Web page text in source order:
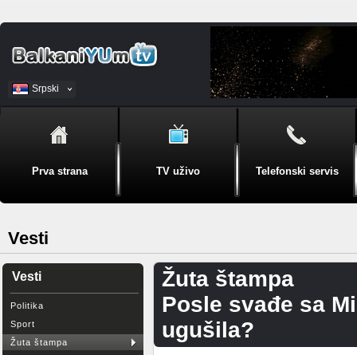
Srpski
BiH
Prva strana TV uživo Telefonski servis
Vesti
Vesti
Politika
Sport
Žuta štampa
Žuta štampa
Posle svađe sa
ugušila?